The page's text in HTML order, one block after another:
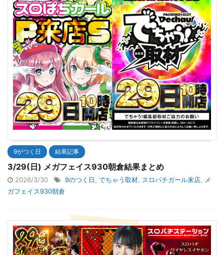
9がつく日 結果記事
3/29(日) メガフェイス930朝倉結果まとめ
2026/3/30 9のつく日 でちゃう取材 スロパチガール来店
メ
ガフェイス930朝倉